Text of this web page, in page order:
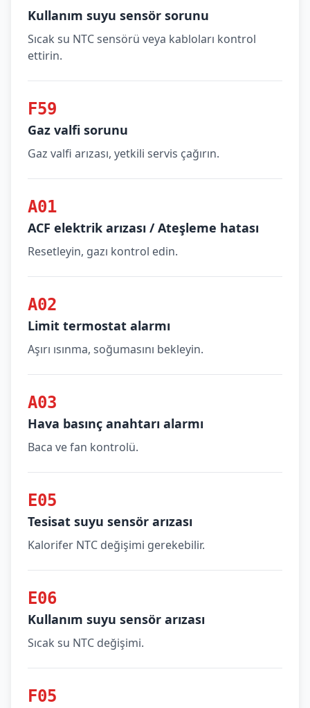
Kullanım suyu sensör sorunu
Sıcak su NTC sensörü veya kabloları kontrol
ettirin.
F59
Gaz valfi sorunu
Gaz valfi arızası, yetkili servis çağırın.
A01
ACF elektrik arızası / Ateşleme hatası
Resetleyin, gazı kontrol edin.
A02
Limit termostat alarmı
Aşırı ısınma, soğumasını bekleyin.
A03
Hava basınç anahtarı alarmı
Baca ve fan kontrolü.
E05
Tesisat suyu sensör arızası
Kalorifer NTC değişimi gerekebilir.
E06
Kullanım suyu sensör arızası
Sıcak su NTC değişimi.
F05